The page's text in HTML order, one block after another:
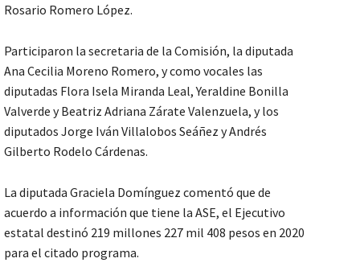
Rosario Romero López.
Participaron la secretaria de la Comisión, la diputada
Ana Cecilia Moreno Romero, y como vocales las
diputadas Flora Isela Miranda Leal, Yeraldine Bonilla
Valverde y Beatriz Adriana Zárate Valenzuela, y los
diputados Jorge Iván Villalobos Seáñez y Andrés
Gilberto Rodelo Cárdenas.
La diputada Graciela Domínguez comentó que de
acuerdo a información que tiene la ASE, el Ejecutivo
estatal destinó 219 millones 227 mil 408 pesos en 2020
para el citado programa.